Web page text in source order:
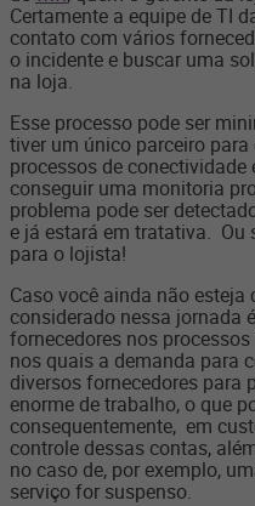
Certamente a equipe de TI
contato com vários
o incidente e buscar uma
na loja.
Esse processo pode ser
tiver um único parceiro
processos de conectividade
conseguir uma monitoria
problema pode ser
e já estará em tratativa. Ou
para o lojista!
Caso você ainda não
considerado nessa jornada
fornecedores nos
nos quais a demanda para
diversos fornecedores para
enorme de trabalho, o que
consequentemente, em
controle dessas contas,
no caso de, por exemplo,
serviço for suspenso.